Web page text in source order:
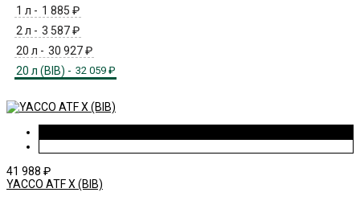
1 л - 1 885 ₽
2 л - 3 587 ₽
20 л - 30 927 ₽
20 л (BIB) - 32 059 ₽
41 988 ₽
YACCO ATF X (BIB)